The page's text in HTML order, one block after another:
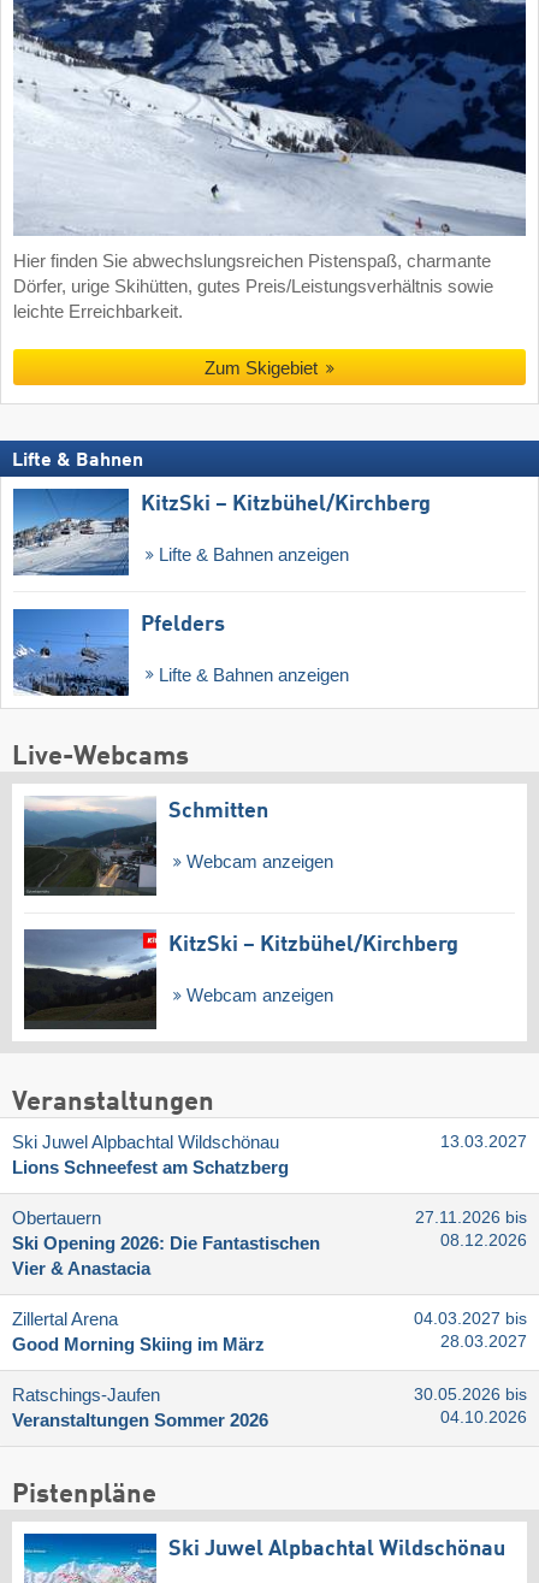
Hier finden Sie abwechslungsreichen Pistenspaß, charmante
Dörfer, urige Skihütten, gutes Preis/Leistungsverhältnis sowie
leichte Erreichbarkeit.
Zum Skigebiet
Lifte & Bahnen
KitzSki – Kitzbühel/​Kirchberg
Lifte & Bahnen anzeigen
Pfelders
Lifte & Bahnen anzeigen
Live-Webcams
Schmitten
Webcam anzeigen
KitzSki – Kitzbühel/​Kirchberg
Webcam anzeigen
Veranstaltungen
Ski Juwel Alpbachtal Wildschönau
Lions Schneefest am Schatzberg
13.03.2027
Obertauern
Ski Opening 2026: Die Fantastischen
Vier & Anastacia
27.11.2026 bis
08.12.2026
Zillertal Arena
Good Morning Skiing im März
04.03.2027 bis
28.03.2027
Ratschings-Jaufen
Veranstaltungen Sommer 2026
30.05.2026 bis
04.10.2026
Pistenpläne
Ski Juwel Alpbachtal Wildschönau